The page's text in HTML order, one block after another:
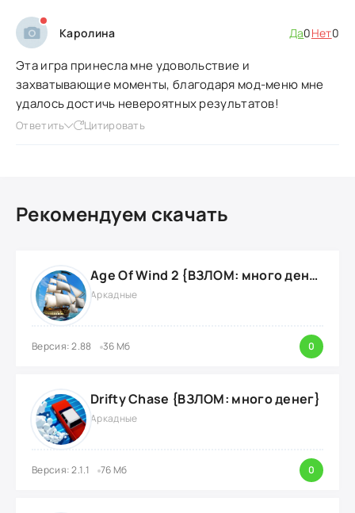
Каролина Да0Нет0
Эта игра принесла мне удовольствие и
захватывающие моменты, благодаря мод-меню мне
удалось достичь невероятных результатов!
Ответить Цитировать
Рекомендуем скачать
Age Of Wind 2 {ВЗЛОМ: много денег}
Аркадные
Версия: 2.88 36 Мб 0
Drifty Chase {ВЗЛОМ: много денег}
Аркадные
Версия: 2.1.1 76 Мб 0